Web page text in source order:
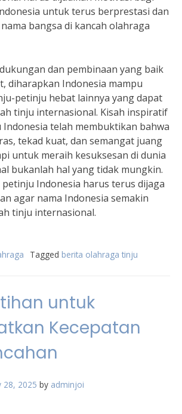
untuk terus berprestasi dan
bangsa di kancah olahraga
dan pembinaan yang baik
diharapkan Indonesia mampu
petinju hebat lainnya yang dapat
tinju internasional. Kisah inspiratif
telah membuktikan bahwa
tekad kuat, dan semangat juang
untuk meraih kesuksesan di dunia
bukanlah hal yang tidak mungkin.
Indonesia harus terus dijaga
agar nama Indonesia semakin
tinju internasional.
Tagged berita olahraga tinju
untuk
Kecepatan
28, 2025 by adminjoi